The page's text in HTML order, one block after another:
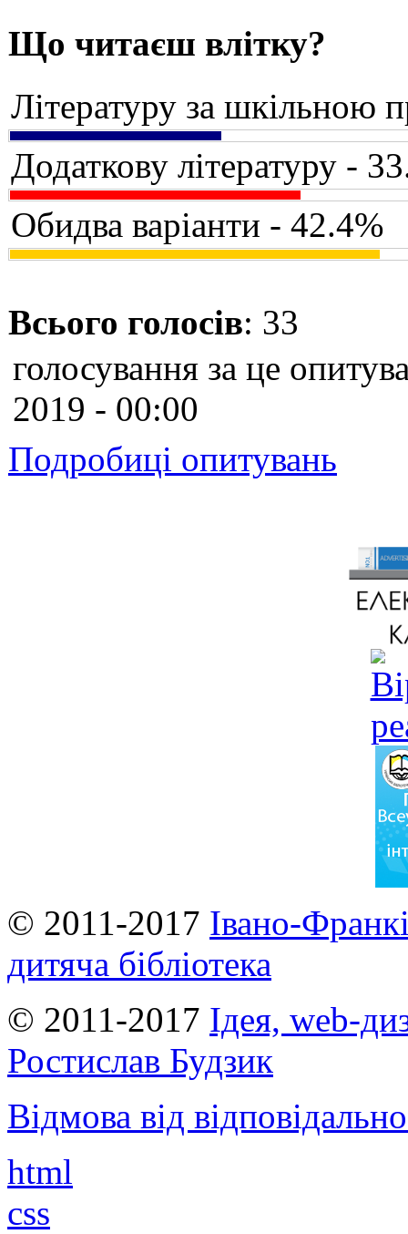
Що читаєш влітку?
Літературу за шкільною
Додаткову літературу -
Обидва варіанти - 42.4%
Всього голосів: 33
голосування за це
2019 - 00:00
Подробиці опитувань
© 2011-2017 Івано-
дитяча бібліотека
© 2011-2017 Ідея, web-
Ростислав Будзик
Відмова від
html
css